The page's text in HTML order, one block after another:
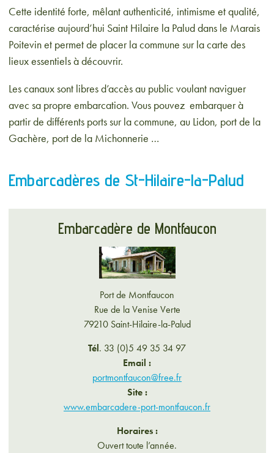
Cette identité forte, mêlant authenticité, intimisme et qualité,
caractérise aujourd’hui Saint Hilaire la Palud dans le Marais
Poitevin et permet de placer la commune sur la carte des
lieux essentiels à découvrir.
Les canaux sont libres d’accès au public voulant naviguer
avec sa propre embarcation. Vous pouvez embarquer à
partir de différents ports sur la commune, au Lidon, port de la
Gachère, port de la Michonnerie …
Embarcadères de St-Hilaire-la-Palud
Embarcadère de Montfaucon
Port de Montfaucon
Rue de la Venise Verte
79210 Saint-Hilaire-la-Palud
Tél. 33 (0)5 49 35 34 97
Email :
portmontfaucon@free.fr
Site :
www.embarcadere-port-montfaucon.fr
Horaires :
Ouvert toute l’année.